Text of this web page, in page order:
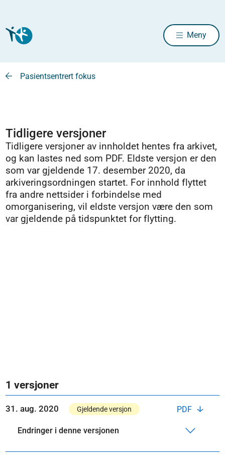
Meny
Pasientsentrert fokus
Tidligere versjoner
Tidligere versjoner av innholdet hentes fra arkivet,
og kan lastes ned som PDF. Eldste versjon er den
som var gjeldende 17. desember 2020, da
arkiveringsordningen startet. For innhold flyttet
fra andre nettsider i forbindelse med
omorganisering, vil eldste versjon være den som
var gjeldende på tidspunktet for flytting.
1 versjoner
PDF
31. aug. 2020 Gjeldende versjon
Endringer i denne versjonen